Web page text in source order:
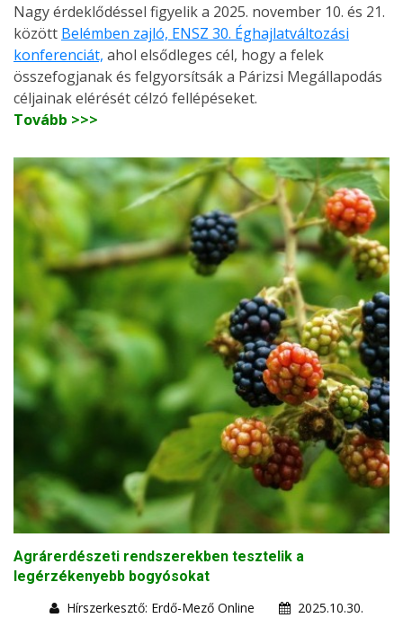
Nagy érdeklődéssel figyelik a 2025. november 10. és 21.
között Belémben zajló, ENSZ 30. Éghajlatváltozási
konferenciát, ahol elsődleges cél, hogy a felek
összefogjanak és felgyorsítsák a Párizsi Megállapodás
céljainak elérését célzó fellépéseket.
Tovább >>>
Agrárerdészeti rendszerekben tesztelik a
legérzékenyebb bogyósokat
Hírszerkesztő: Erdő-Mező Online
2025.10.30.